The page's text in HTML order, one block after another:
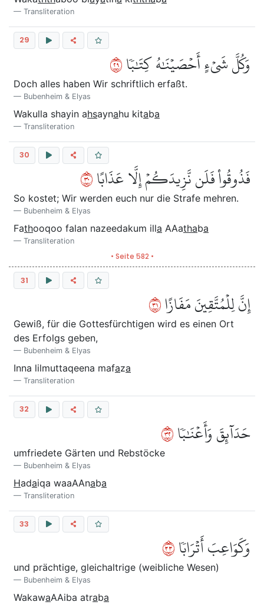
Transliteration
29
وَكُلَّ شَيۡءٍ أَحۡصَيۡنَٰهُ كِتَٰبٗا٩٢
Doch alles haben Wir schriftlich erfaßt.
Bubenheim & Elyas
Wakulla shayin ahsaynahu kitaba
Transliteration
30
فَذُوقُواْ فَلَن نَّزِيدَكُمۡ إِلَّا عَذَابًا٠٣
So kostet; Wir werden euch nur die Strafe mehren.
Bubenheim & Elyas
Fathooqoo falan nazeedakum illa AAathaba
Transliteration
• Seite 582 •
31
إِنَّ لِلۡمُتَّقِينَ مَفَازًا١٣
Gewiß, für die Gottesfürchtigen wird es einen Ort
des Erfolgs geben,
Bubenheim & Elyas
Inna lilmuttaqeena mafaza
Transliteration
32
حَدَآئِقَ وَأَعۡنَٰبٗا٢٣
umfriedete Gärten und Rebstöcke
Bubenheim & Elyas
Hadaiqa waaAAnaba
Transliteration
33
وَكَوَاعِبَ أَتۡرَابٗا٣٣
und prächtige, gleichaltrige (weibliche Wesen)
Bubenheim & Elyas
WakawaAAiba atraba